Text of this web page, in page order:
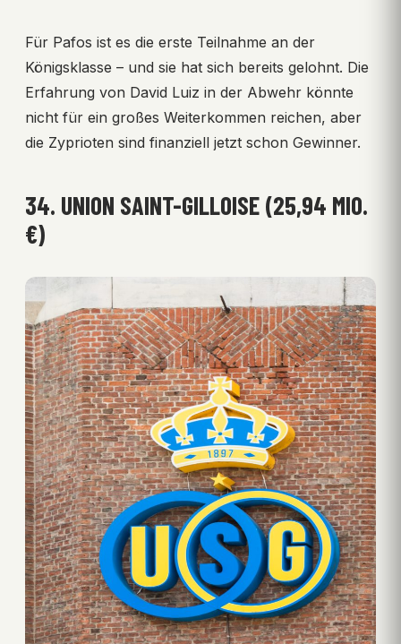
Für Pafos ist es die erste Teilnahme an der
Königsklasse – und sie hat sich bereits gelohnt. Die
Erfahrung von David Luiz in der Abwehr könnte
nicht für ein großes Weiterkommen reichen, aber
die Zyprioten sind finanziell jetzt schon Gewinner.
34. UNION SAINT-GILLOISE (25,94 MIO.
€)